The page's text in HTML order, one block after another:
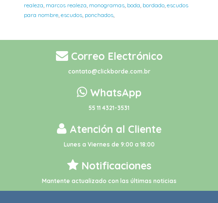
realeza, marcos realeza, monogramas, boda, bordado,escudos
para nombre,escudos, ponchados,
Correo Electrónico
contato@clickborde.com.br
WhatsApp
55 11 4321-3531
Atención al Cliente
Lunes a Viernes de 9:00 a 18:00
Notificaciones
Mantente actualizado con las últimas noticias